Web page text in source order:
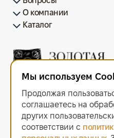
Как купить/продать
Условия оплаты
Условия доставки
Гарантия на товар
Возврат монет
Карта сайта
О компании
Франшиза
История
Вопрос-ответ
Отзывы
Лицензии и документы
Контакты офисов
Новости
БлогКаталог
ИНН
Политика в отношении обработки
Согласие на обработку
Мы используем cookie. Это
взаимодействие посетителей с
Мы используем
Продолжая
соглашаетесь на
других
соответствии с